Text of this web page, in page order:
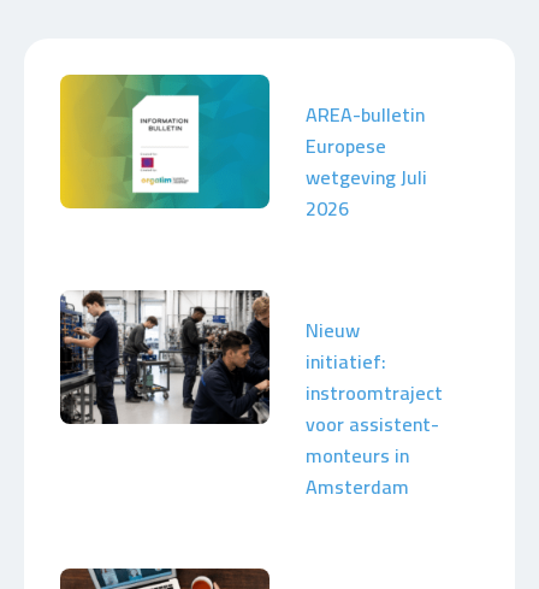
AREA-bulletin
Europese
wetgeving Juli
2026
Nieuw
initiatief:
instroomtraject
voor assistent-
monteurs in
Amsterdam